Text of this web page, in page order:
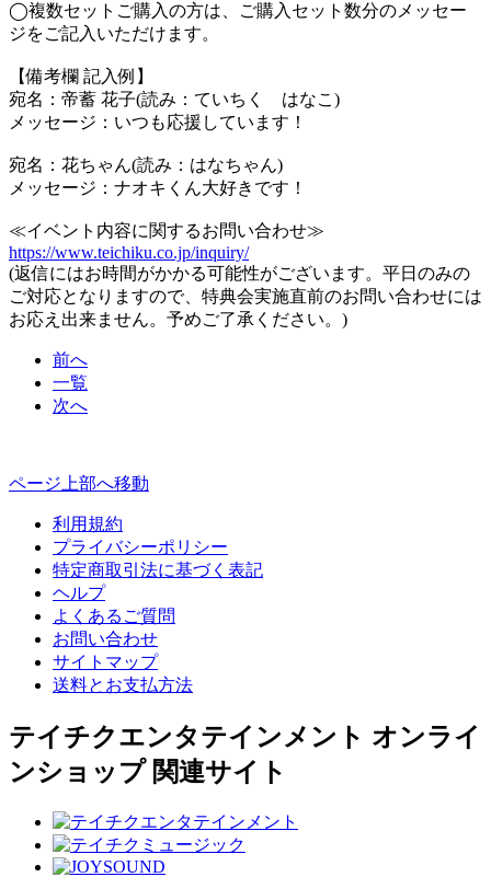
◯複数セットご購入の方は、ご購入セット数分のメッセー
ジをご記入いただけます。
【備考欄 記入例】
宛名：帝蓄 花子(読み：ていちく はなこ)
メッセージ：いつも応援しています！
宛名：花ちゃん(読み：はなちゃん)
メッセージ：ナオキくん大好きです！
≪イベント内容に関するお問い合わせ≫
https://www.teichiku.co.jp/inquiry/
(返信にはお時間がかかる可能性がございます。平日のみの
ご対応となりますので、特典会実施直前のお問い合わせには
お応え出来ません。予めご了承ください。)
前へ
一覧
次へ
ページ上部へ移動
利用規約
プライバシーポリシー
特定商取引法に基づく表記
ヘルプ
よくあるご質問
お問い合わせ
サイトマップ
送料とお支払方法
テイチクエンタテインメント オンライ
ンショップ 関連サイト